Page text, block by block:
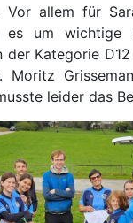
Vor allem für
es um wichtige
der Kategorie
Moritz
leider das